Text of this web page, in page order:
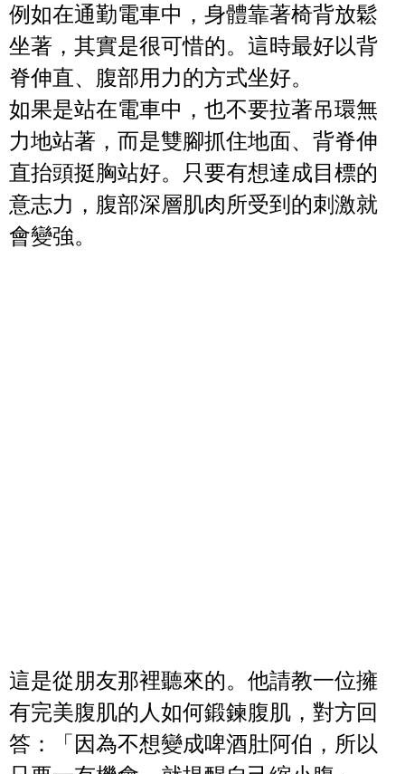
例如在通勤電車中，身體靠著椅背放鬆
坐著，其實是很可惜的。這時最好以背
脊伸直、腹部用力的方式坐好。
如果是站在電車中，也不要拉著吊環無
力地站著，而是雙腳抓住地面、背脊伸
直抬頭挺胸站好。只要有想達成目標的
意志力，腹部深層肌肉所受到的刺激就
會變強。
這是從朋友那裡聽來的。他請教一位擁
有完美腹肌的人如何鍛鍊腹肌，對方回
答：「因為不想變成啤酒肚阿伯，所以